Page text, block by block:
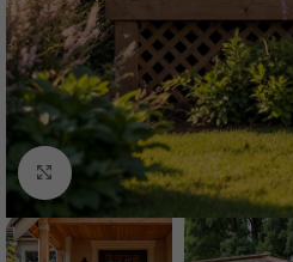
Нажмите, чтобы увеличить